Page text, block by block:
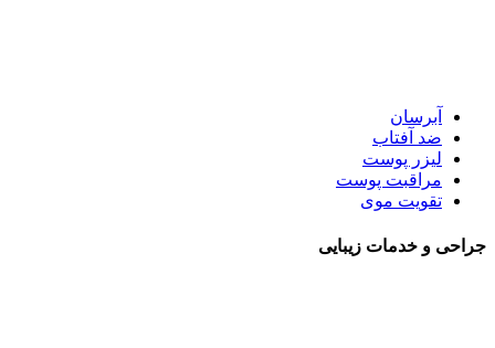
آبرسان
ضد آفتاب
لیزر پوست
مراقبت پوست
تقویت موی
جراحی و خدمات زیبایی